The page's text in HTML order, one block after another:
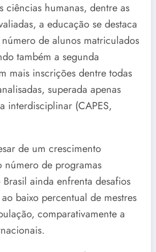
ciências humanas, dentre as
a educação se destaca
de alunos matriculados
também a segunda
mais inscrições dentre todas
superada apenas
interdisciplinar (CAPES,
de um crescimento
número de programas
ainda enfrenta desafios
baixo percentual de mestres
comparativamente a